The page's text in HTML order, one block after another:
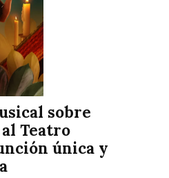
sobre
Teatro
única y